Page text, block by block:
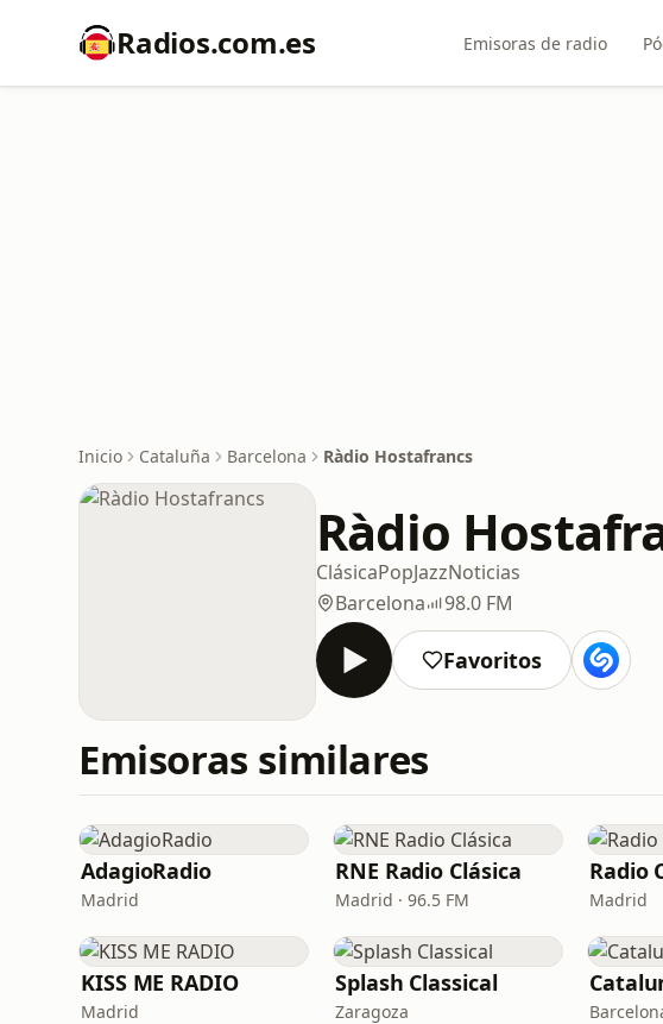
Radios.com.es Emisoras de radio
Inicio Cataluña Barcelona Ràdio Hostafrancs
Ràdio
ClásicaPopJazzNoticias
Barcelona
98.0 FM
Favoritos
Emisoras similares
AdagioRadio
Madrid
RNE Radio Clásica
Madrid · 96.5 FM
Radio
Madrid
KISS ME RADIO
Madrid
Splash Classical
Zaragoza